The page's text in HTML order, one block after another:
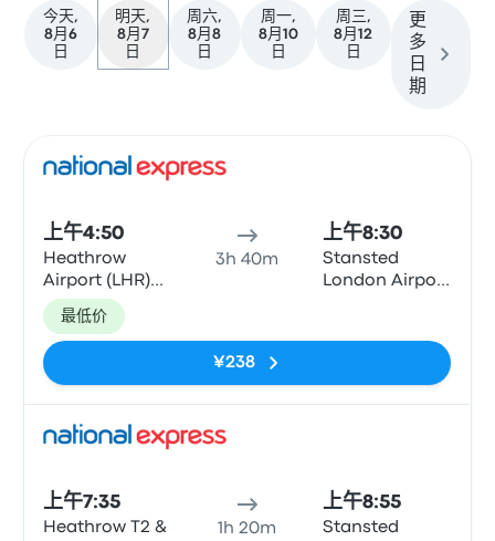
今天,
8月6
日
明天,
8月7
日
周六,
8月8
日
周一,
8月10
日
周三,
8月12
日
更
多
日
期
上午4:50
Heathrow
Airport (LHR)
T5
3h 40m
上午8:30
Stansted
London Airport
最低价
¥238
上午7:35
Heathrow T2 &
1h 20m
上午8:55
Stansted